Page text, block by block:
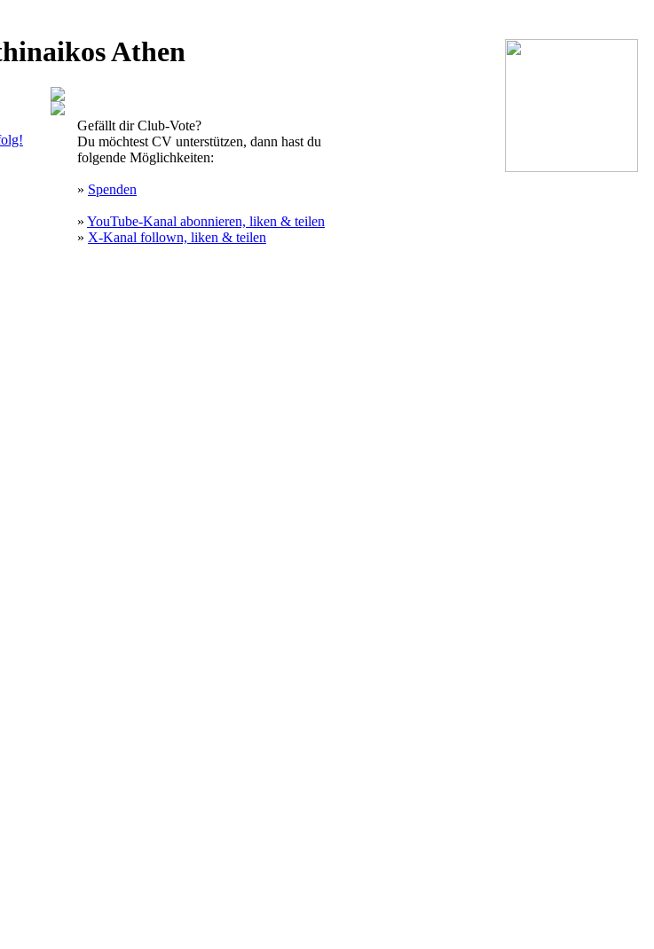
Athen
Gefällt dir Club-Vote?
Du möchtest CV unterstützen, dann hast du
folgende Möglichkeiten:
» Spenden
» YouTube-Kanal abonnieren, liken & teilen
» X-Kanal follown, liken & teilen